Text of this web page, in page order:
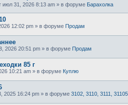
июл 31, 2026 8:13 am » в форуме Барахолка
12:02 pm » в форуме Продам
2026 20:51 pm » в форуме Продам
85 г
10:21 am » в форуме Куплю
2025 16:24 pm » в форуме 3102, 3110, 3111,